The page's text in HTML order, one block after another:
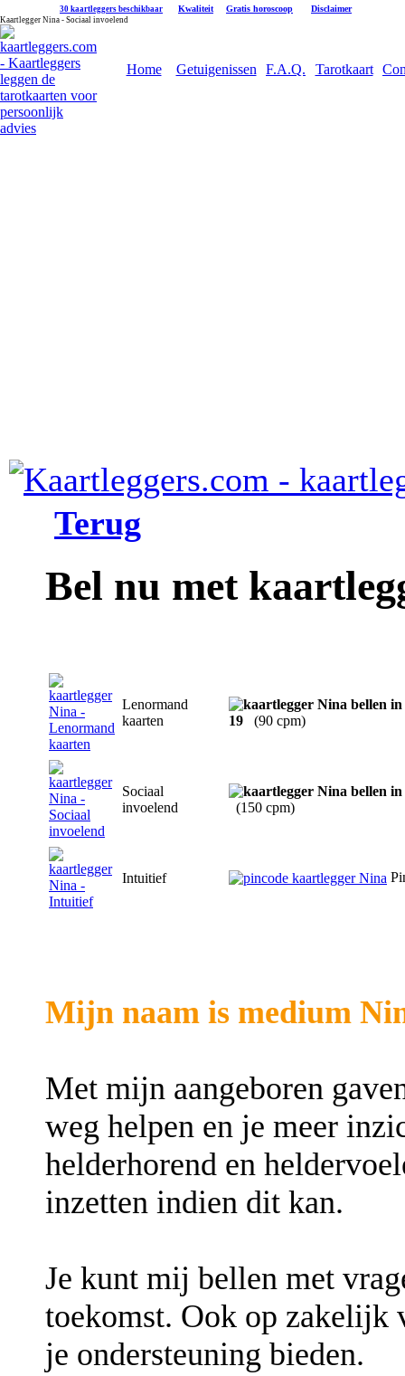
30 kaartleggers beschikbaar Kwaliteit Gratis horoscoop Disclaimer
Kaartlegger Nina - Sociaal invoelend
Home Getuigenissen F.A.Q. Tarotkaart
Terug
Bel nu met
Lenormand
kaarten
19 (90 cpm)
Sociaal
invoelend
(150 cpm)
Intuitief
Mijn naam is medium
Met mijn aangeboren
weg helpen en je meer
helderhorend en
inzetten indien dit kan.
Je kunt mij bellen met
toekomst. Ook op zakelijk
je ondersteuning bieden.